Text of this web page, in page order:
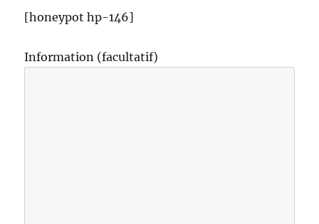
[honeypot hp-146]
Information (facultatif)